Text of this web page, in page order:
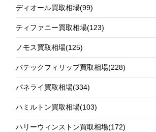
ディオール買取相場(99)
ティファニー買取相場(123)
ノモス買取相場(125)
パテックフィリップ買取相場(228)
パネライ買取相場(334)
ハミルトン買取相場(103)
ハリーウィンストン買取相場(172)